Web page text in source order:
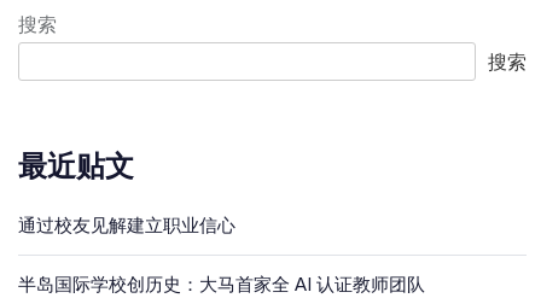
搜索
搜索
最近贴文
通过校友见解建立职业信心
半岛国际学校创历史：大马首家全 AI 认证教师团队